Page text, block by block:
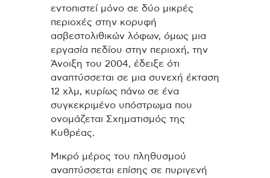
εντοπιστεί μόνο σε δύο μικρές
περιοχές στην κορυφή
ασβεστολιθικών λόφων, όμως μια
εργασία πεδίου στην περιοχή, την
Άνοιξη του 2004, έδειξε ότι
αναπτύσσεται σε μια συνεχή έκταση
12 χλμ, κυρίως πάνω σε ένα
συγκεκριμένο υπόστρωμα που
ονομάζεται Σχηματισμός της
Κυθρέας.
Μικρό μέρος του πληθυσμού
αναπτύσσεται επίσης σε πυριγενή